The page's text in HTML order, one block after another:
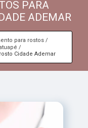
PARA
ADEMAR
para rostos
Cidade Ademar